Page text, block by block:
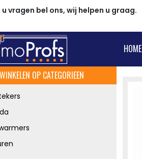
u vragen bel ons, wij helpen u graag.
HOME
WINKELEN OP CATEGORIEEN